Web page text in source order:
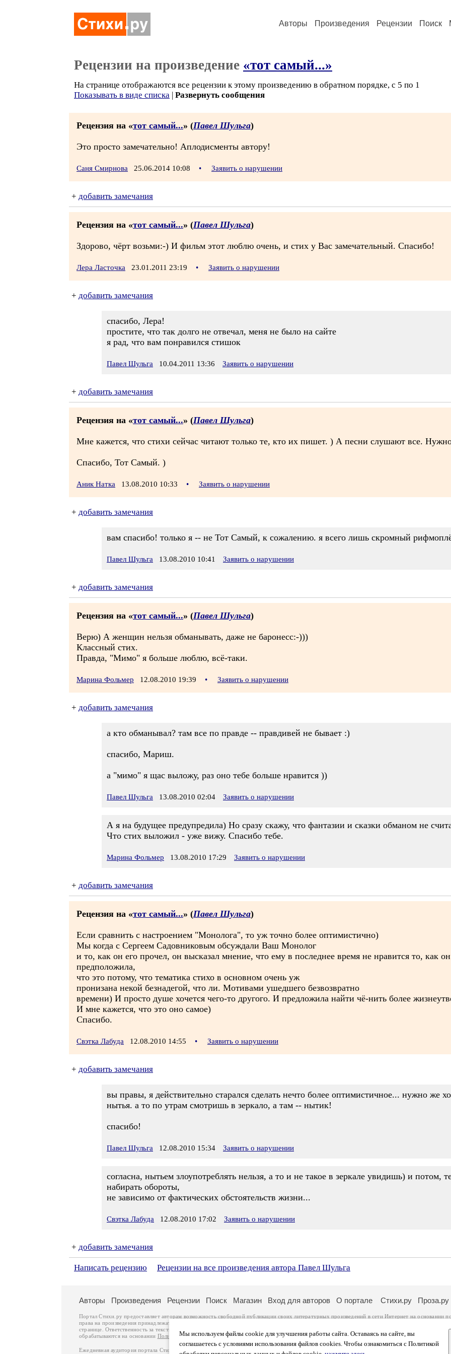
Авторы Произведения Рецензии Поиск
Рецензии на произведение «тот самый...»
На странице отображаются все рецензии к этому произведению в обратном порядке, с 5 по 1
Показывать в виде списка | Развернуть сообщения
Рецензия на «тот самый...» (Павел Шульга)
Это просто замечательно! Аплодисменты автору!
Саня Смирнова 25.06.2014 10:08 • Заявить о нарушении
+ добавить замечания
Рецензия на «тот самый...» (Павел Шульга)
Здорово, чёрт возьми:-) И фильм этот люблю очень, и стих у Вас замечательный. Спасибо!
Лера Ласточка 23.01.2011 23:19 • Заявить о нарушении
+ добавить замечания
спасибо, Лера!
простите, что так долго не отвечал, меня не было на сайте
я рад, что вам понравился стишок
Павел Шульга 10.04.2011 13:36 Заявить о нарушении
+ добавить замечания
Рецензия на «тот самый...» (Павел Шульга)
Мне кажется, что стихи сейчас читают только те, кто их пишет. ) А песни слушают все.
Спасибо, Тот Самый. )
Аник Натка 13.08.2010 10:33 • Заявить о нарушении
+ добавить замечания
вам спасибо! только я -- не Тот Самый, к сожалению. я всего лишь скромный
Павел Шульга 13.08.2010 10:41 Заявить о нарушении
+ добавить замечания
Рецензия на «тот самый...» (Павел Шульга)
Верю) А женщин нельзя обманывать, даже не баронесс:-)))
Классный стих.
Правда, "Мимо" я больше люблю, всё-таки.
Марина Фольмер 12.08.2010 19:39 • Заявить о нарушении
+ добавить замечания
а кто обманывал? там все по правде -- правдивей не бывает :)
спасибо, Мариш.
а "мимо" я щас выложу, раз оно тебе больше нравится ))
Павел Шульга 13.08.2010 02:04 Заявить о нарушении
А я на будущее предупредила) Но сразу скажу, что фантазии и сказки обманом не
Что стих выложил - уже вижу. Спасибо тебе.
Марина Фольмер 13.08.2010 17:29 Заявить о нарушении
+ добавить замечания
Рецензия на «тот самый...» (Павел Шульга)
Если сравнить с настроением "Монолога", то уж точно более оптимистично)
Мы когда с Сергеем Садовниковым обсуждали Ваш Монолог
и то, как он его прочел, он высказал мнение, что ему в последнее время не нравится то, как
предположила,
что это потому, что тематика стихо в основном очень уж
пронизана некой безнадегой, что ли. Мотивами ушедшего безвозвратно
времени) И просто душе хочется чего-то другого. И предложила найти чё-нить более
И мне кажется, что это оно самое)
Спасибо.
Свэтка Лабуда 12.08.2010 14:55 • Заявить о нарушении
+ добавить замечания
вы правы, я действительно старался сделать нечто более оптимистичное... нужно же
нытья. а то по утрам смотришь в зеркало, а там -- нытик!
спасибо!
Павел Шульга 12.08.2010 15:34 Заявить о нарушении
согласна, нытьем злоупотреблять нельзя, а то и не такое в зеркале увидишь) и
набирать обороты,
не зависимо от фактических обстоятельств жизни...
Свэтка Лабуда 12.08.2010 17:02 Заявить о нарушении
+ добавить замечания
Написать рецензию Рецензии на все произведения автора Павел Шульга
Мы используем файлы cookie для улучшения работы сайта. Оставаясь на сайте, вы
соглашаетесь с условиями использования файлов cookies. Чтобы ознакомиться с Политикой
Авторы Произведения Рецензии Поиск Магазин Вход для авторов О портале Стихи.ру Проза.ру
Портал Стихи.ру предоставляет авторам возможность свободной публикации своих литературных произведений в сети Интернет на основании
права на произведения принадлежат авторам и охраняются
странице. Ответственность за тексты произведений авторы несут самостоятельно на основании
законодательства
обрабатываются на основании Политики обработки персональных данных. Вы также можете посмотреть более подробнуюинформацию о
Ежедневная аудитория портала Стихи.ру – порядка 200 тысяч посетителей, которые в общей сумме просматривают более двух миллионов